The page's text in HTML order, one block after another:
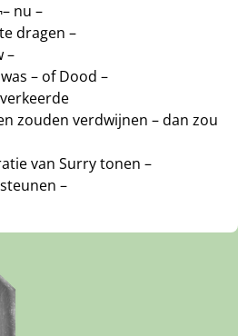
nu –
dragen –
–
– of Dood –
zouden verdwijnen – dan zou
van Surry tonen –
–